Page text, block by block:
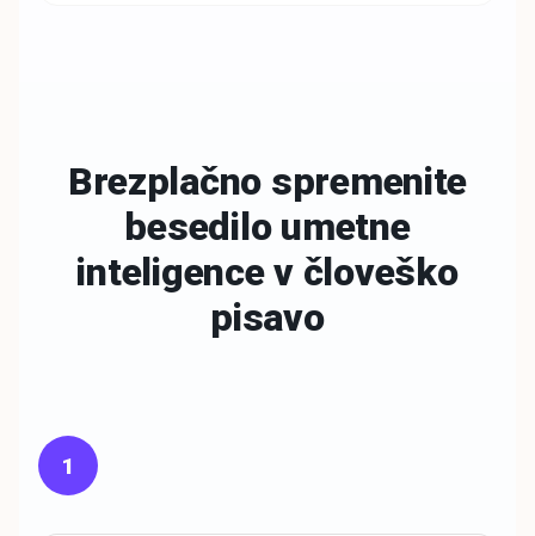
Brezplačno spremenite
besedilo umetne
inteligence v človeško
pisavo
1